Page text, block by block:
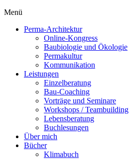
Menü
Perma-Architektur
Online-Kongress
Baubiologie und Ökologie
Permakultur
Kommunikation
Leistungen
Einzelberatung
Bau-Coaching
Vorträge und Seminare
Workshops / Teambuilding
Lebensberatung
Buchlesungen
Über mich
Bücher
Klimabuch